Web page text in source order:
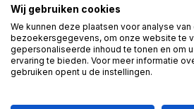
kunstcadeau?
Wij assisteren u graag
Wij gebruiken cookies
We kunnen deze plaatsen voor analyse van
bezoekersgegevens, om onze website te
gepersonaliseerde inhoud te tonen en om
ervaring te bieden. Voor meer informatie
gebruiken opent u de instellingen.